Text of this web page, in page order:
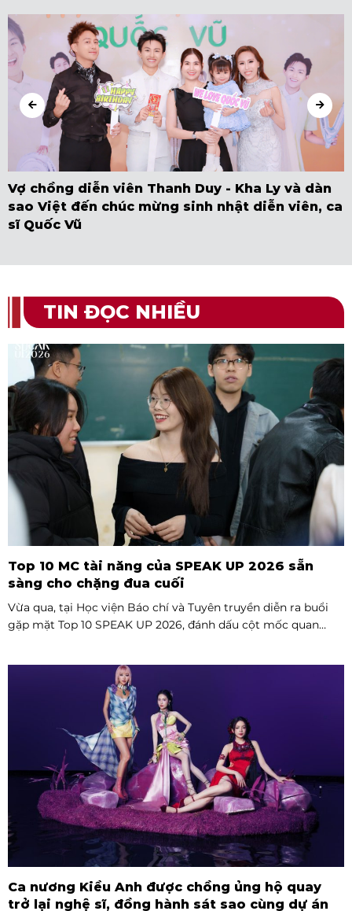
Vợ chồng diễn viên Thanh Duy - Kha Ly và dàn
sao Việt đến chúc mừng sinh nhật diễn viên, ca
sĩ Quốc Vũ
TIN ĐỌC NHIỀU
Top 10 MC tài năng của SPEAK UP 2026 sẵn
sàng cho chặng đua cuối
Vừa qua, tại Học viện Báo chí và Tuyên truyền diễn ra buổi
gặp mặt Top 10 SPEAK UP 2026, đánh dấu cột mốc quan
Ca nương Kiều Anh được chồng ủng hộ quay
trở lại nghệ sĩ, đồng hành sát sao cùng dự án